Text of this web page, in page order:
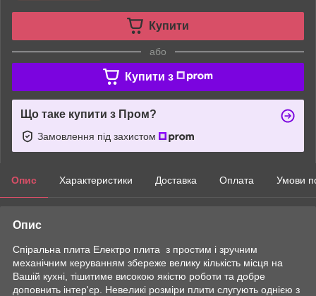
Купити
або
Купити з
Що таке купити з Пром?
Замовлення під захистом
Опис Характеристики Доставка Оплата Умови
Опис
Спіральна плита Електро плита з простим і зручним
механічним керуванням збереже велику кількість місця на
Вашій кухні, тішитиме високою якістю роботи та добре
доповнить інтер'єр. Невеликі розміри плити слугують однією з